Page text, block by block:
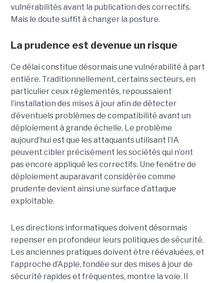
vulnérabilités avant la publication des correctifs.
Mais le doute suffit à changer la posture.
La prudence est devenue un risque
Ce délai constitue désormais une vulnérabilité à part
entière. Traditionnellement, certains secteurs, en
particulier ceux réglementés, repoussaient
l’installation des mises à jour afin de détecter
d’éventuels problèmes de compatibilité avant un
déploiement à grande échelle. Le problème
aujourd’hui est que les attaquants utilisant l’IA
peuvent cibler précisément les sociétés qui n’ont
pas encore appliqué les correctifs. Une fenêtre de
déploiement auparavant considérée comme
prudente devient ainsi une surface d’attaque
exploitable.
Les directions informatiques doivent désormais
repenser en profondeur leurs politiques de sécurité.
Les anciennes pratiques doivent être réévaluées, et
l'approche d’Apple, fondée sur des mises à jour de
sécurité rapides et fréquentes, montre la voie. Il